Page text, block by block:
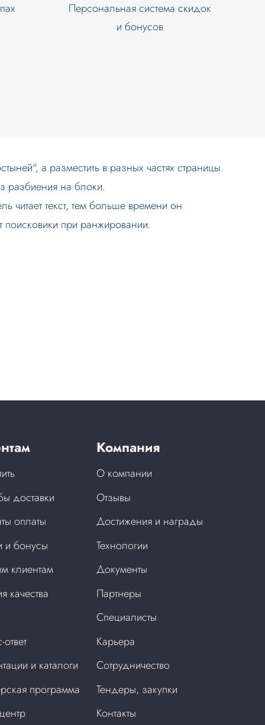
Персональная система скидок
и бонусов
а разместить в разных частях страницы.
разбиения на блоки.
читает текст, тем больше времени он
при ранжировании.
доставки
оплаты
и бонусы
клиентам
качества
и каталоги
программа
Компания
О компании
Отзывы
Достижения и награды
Технологии
Документы
Партнеры
Специалисты
Карьера
Сотрудничество
Тендеры, закупки
Контакты